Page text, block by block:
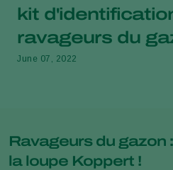
kit
ravageurs du
June 07, 2022
Ravageurs du gazon
la loupe Koppert !